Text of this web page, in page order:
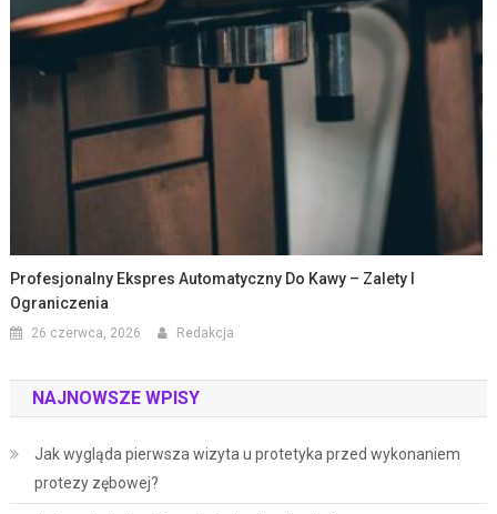
Profesjonalny Ekspres Automatyczny Do Kawy – Zalety I
Ograniczenia
26 czerwca, 2026 Redakcja
NAJNOWSZE WPISY
Jak wygląda pierwsza wizyta u protetyka przed wykonaniem
protezy zębowej?